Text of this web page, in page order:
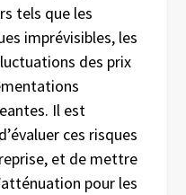
tels que les
imprévisibles, les
des prix
Il est
ces risques
et de mettre
pour les